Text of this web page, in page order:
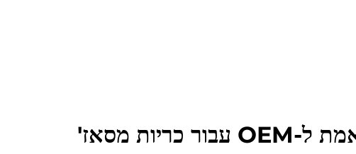
העתקה מותאמת ל-OEM עבור כריות מסאז'